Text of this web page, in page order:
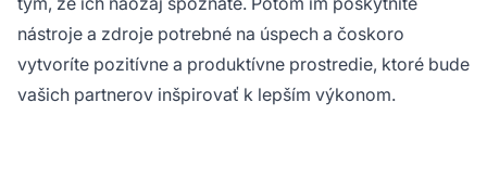
nástroje a zdroje potrebné na úspech a čoskoro
vytvoríte pozitívne a produktívne prostredie, ktoré bude
vašich partnerov inšpirovať k lepším výkonom.